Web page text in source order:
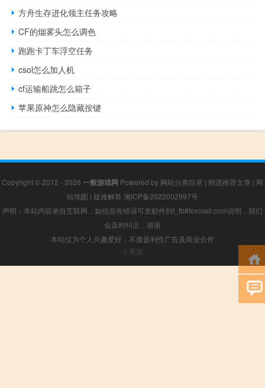
方舟生存进化领主任务攻略
CF的烟雾头怎么调色
跑跑卡丁车浮空任务
csol怎么加人机
cf运输船跳怎么箱子
苹果原神怎么隐藏按键
Copyright © 2012 - 2026 一般游戏网 Powered by 网站分类目录 | 精选推荐文章 | 网
站地图 | 疑难解答 湘ICP备2022002997号
声明：本站内容来自互联网，如信息有错误可发邮件到f_fb#foxmail.com说明，我们
会及时纠正，谢谢
本站仅为个人兴趣爱好，不接盈利性广告及商业合作
小男孩